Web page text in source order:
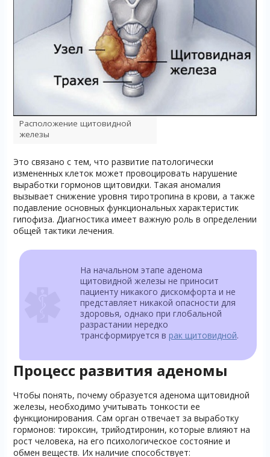
Расположение щитовидной
железы
Это связано с тем, что развитие патологически
измененных клеток может провоцировать нарушение
выработки гормонов щитовидки. Такая аномалия
вызывает снижение уровня тиротропина в крови, а также
подавление основных функциональных характеристик
гипофиза. Диагностика имеет важную роль в определении
общей тактики лечения.
На начальном этапе аденома
щитовидной железы не приносит
пациенту никакого дискомфорта и не
представляет никакой опасности для
здоровья, однако при глобальной
разрастании нередко
трансформируется в рак щитовидной.
Процесс развития аденомы
Чтобы понять, почему образуется аденома щитовидной
железы, необходимо учитывать тонкости ее
функционирования. Сам орган отвечает за выработку
гормонов: тироксин, трийодтиронин, которые влияют на
рост человека, на его психологическое состояние и
обмен веществ. Их наличие способствует: